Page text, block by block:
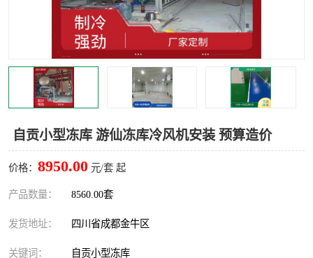
自贡小型冻库 游仙冻库冷风机安装 预算造价
价格： 8950.00 元/套 起
产品数量： 8560.00套
发货地址： 四川省成都金牛区
关键词： 自贡小型冻库
雅安冷库,雅安冻库 攀枝花冻库
烘干冷链 冻库安装，小型冻库造价
内江冷库，内江冻库 宜宾冷库，宜宾冻库设备